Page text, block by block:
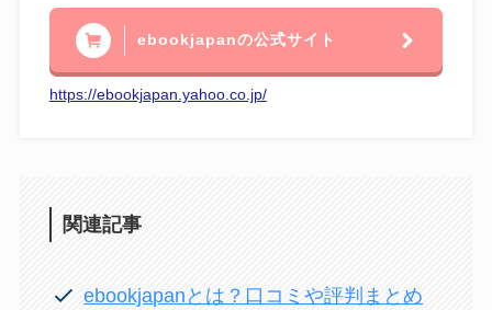
ebookjapanの公式サイト
https://ebookjapan.yahoo.co.jp/
関連記事
ebookjapanとは？口コミや評判まとめ